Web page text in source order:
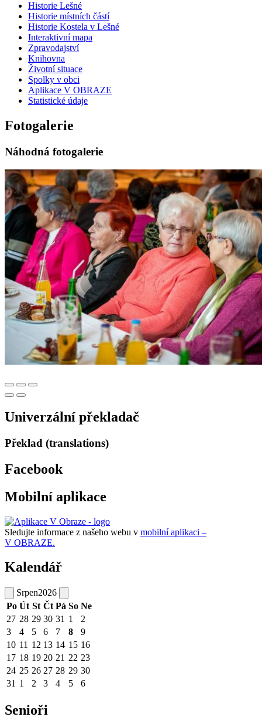
Historie Lešné
Historie místních částí
Historie Kostela v Lešné
Interaktivní mapa
Zpravodajství
Knihovna
Životní situace
Spolky v obci
Aplikace V OBRAZE
Statistické údaje
Fotogalerie
Náhodná fotogalerie
Univerzální překladač
Překlad (translations)
Facebook
Mobilní aplikace
Sledujte informace z našeho webu v mobilní aplikaci –
V OBRAZE.
Kalendář
Srpen2026
Po Út St Čt Pá So Ne
27 28 29 30 31 1
2
3
4 5 6 7 8
9
10 11 12 13 14 15 16
17 18 19 20 21 22 23
24 25 26 27 28 29 30
31 1 2 3 4 5 6
Senioři